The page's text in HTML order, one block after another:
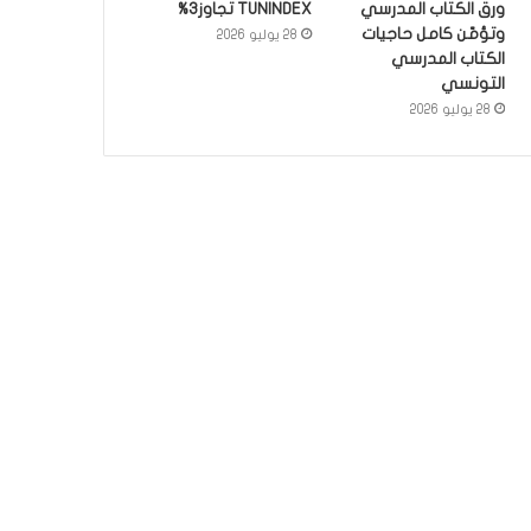
ورق الكتاب المدرسي
وتؤمّن كامل حاجيات
الكتاب المدرسي
التونسي
28 يوليو 2026
TUNINDEX تجاوز3%
28 يوليو 2026